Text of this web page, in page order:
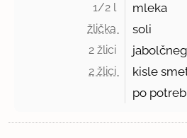
1/2 l mleka
žlička soli
2 žlici
2 žlici
kisle
po